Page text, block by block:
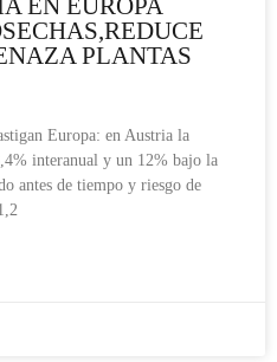
EN EUROPA
PLANTAS
Europa: en Austria la
interanual y un 12% bajo la
antes de tiempo y riesgo de